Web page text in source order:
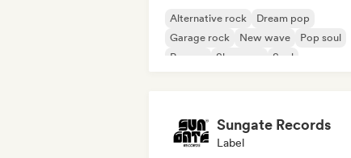
Alternative rock
Dream pop
Garage rock
New wave
Pop soul
Reggae
Shoegaze Soul
Sungate Records
Label